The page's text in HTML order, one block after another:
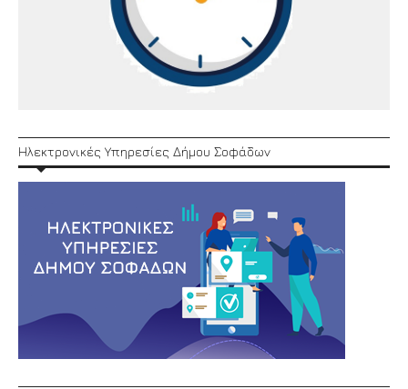
Ηλεκτρονικές Υπηρεσίες Δήμου Σοφάδων